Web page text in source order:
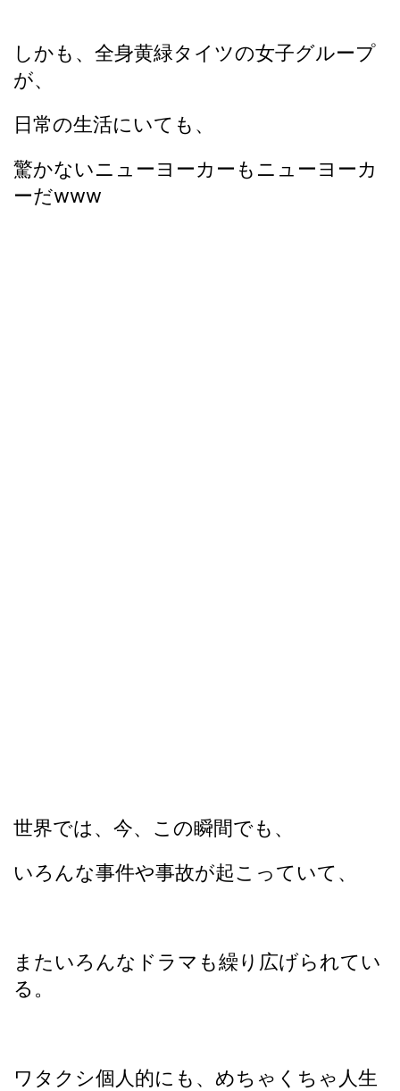
しかも、全身黄緑タイツの女子グループ
が、
日常の生活にいても、
驚かないニューヨーカーもニューヨーカ
ーだwww
世界では、今、この瞬間でも、
いろんな事件や事故が起こっていて、
またいろんなドラマも繰り広げられてい
る。
ワタクシ個人的にも、めちゃくちゃ人生